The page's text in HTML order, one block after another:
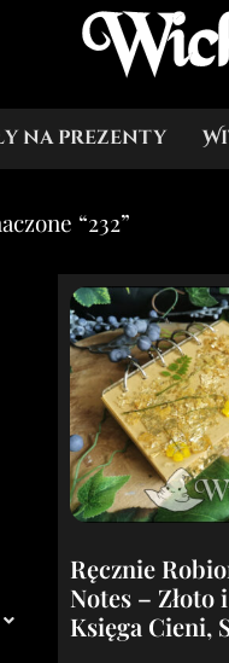
na prezenty
“232”
Ręcznie
Notes – Złoto
Księga Cieni,